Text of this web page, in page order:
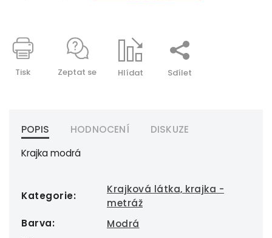
Tisk Zeptat se Hlídat Sdílet
POPIS HODNOCENÍ
DISKUZE
Krajka modrá
Kategorie:
Krajková látka, krajka -
metráž
Barva:
Modrá